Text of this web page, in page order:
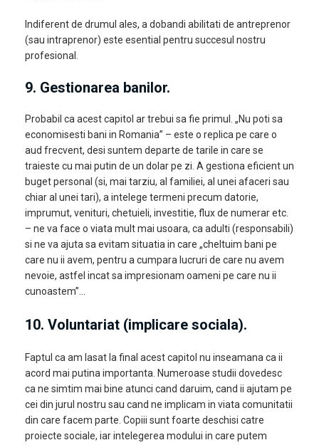
Indiferent de drumul ales, a dobandi abilitati de antreprenor
(sau intraprenor) este esential pentru succesul nostru
profesional.
9. Gestionarea banilor.
Probabil ca acest capitol ar trebui sa fie primul. „Nu poti sa
economisesti bani in Romania” – este o replica pe care o
aud frecvent, desi suntem departe de tarile in care se
traieste cu mai putin de un dolar pe zi. A gestiona eficient un
buget personal (si, mai tarziu, al familiei, al unei afaceri sau
chiar al unei tari), a intelege termeni precum datorie,
imprumut, venituri, chetuieli, investitie, flux de numerar etc.
– ne va face o viata mult mai usoara, ca adulti (responsabili)
si ne va ajuta sa evitam situatia in care „cheltuim bani pe
care nu ii avem, pentru a cumpara lucruri de care nu avem
nevoie, astfel incat sa impresionam oameni pe care nu ii
cunoastem”…
10. Voluntariat (implicare sociala).
Faptul ca am lasat la final acest capitol nu inseamana ca ii
acord mai putina importanta. Numeroase studii dovedesc
ca ne simtim mai bine atunci cand daruim, cand ii ajutam pe
cei din jurul nostru sau cand ne implicam in viata comunitatii
din care facem parte. Copiii sunt foarte deschisi catre
proiecte sociale, iar intelegerea modului in care putem